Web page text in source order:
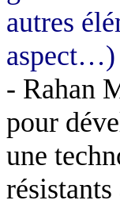
autres
aspect…)
- Rahan
pour
une